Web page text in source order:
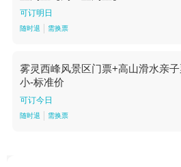
可订明日
随时退 需换票
雾灵西峰风景区门票+高山滑水亲
小-标准价
可订今日
随时退 需换票